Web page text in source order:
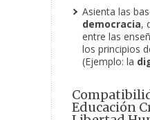
Asienta las
democracia,
entre las
los principios
(Ejemplo: la
Educación